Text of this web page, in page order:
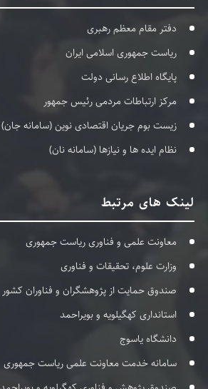
دفتر مقام معظم رهبری
ریاست جمهوری اسلامی ایران
پایگاه اطلاع رسانی دولت
مرکز ارتباطات مردمی رئیس جمهور
زیست بوم جریان اقتصادی نوین (سامانه جان)
نظام ایده ها و نیازها (سامانه نان)
لینک های مرتبط
معاونت علمی و فناوری ریاست جمهوری
وزارت علوم، تحقیقات و فناوری
صندوق حمایت از پژوهشگران و فناوران کشور
استانداری کهگیلویه و بویراحمد
دانشگاه یاسوج
سامانه خدمت معاونت علمی ریاست جمهوری